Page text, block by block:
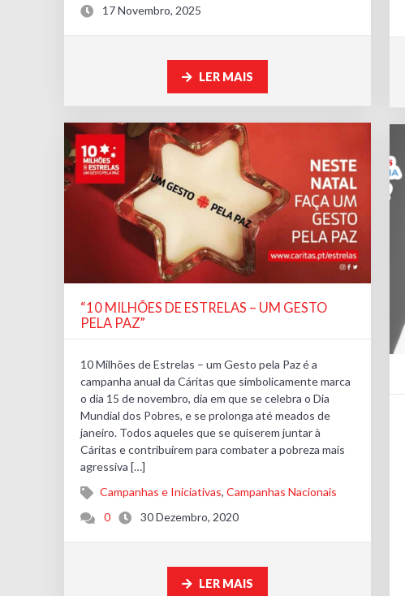
17 Novembro, 2025
LER MAIS
“10 MILHÕES DE ESTRELAS – UM GESTO
PELA PAZ”
10 Milhões de Estrelas – um Gesto pela Paz é a
campanha anual da Cáritas que simbolicamente marca
o dia 15 de novembro, dia em que se celebra o Dia
Mundial dos Pobres, e se prolonga até meados de
janeiro. Todos aqueles que se quiserem juntar à
Cáritas e contribuírem para combater a pobreza mais
agressiva […]
Campanhas e Iniciativas,Campanhas Nacionais
0
30 Dezembro, 2020
LER MAIS